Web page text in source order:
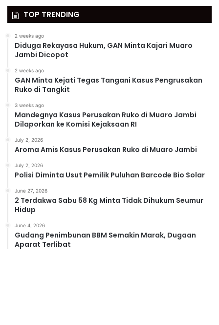
TOP TRENDING
2 weeks ago
Diduga Rekayasa Hukum, GAN Minta Kajari Muaro
Jambi Dicopot
2 weeks ago
GAN Minta Kejati Tegas Tangani Kasus Pengrusakan
Ruko di Tangkit
3 weeks ago
Mandegnya Kasus Perusakan Ruko di Muaro Jambi
Dilaporkan ke Komisi Kejaksaan RI
July 2, 2026
Aroma Amis Kasus Perusakan Ruko di Muaro Jambi
July 2, 2026
Polisi Diminta Usut Pemilik Puluhan Barcode Bio Solar
June 27, 2026
2 Terdakwa Sabu 58 Kg Minta Tidak Dihukum Seumur
Hidup
June 4, 2026
Gudang Penimbunan BBM Semakin Marak, Dugaan
Aparat Terlibat